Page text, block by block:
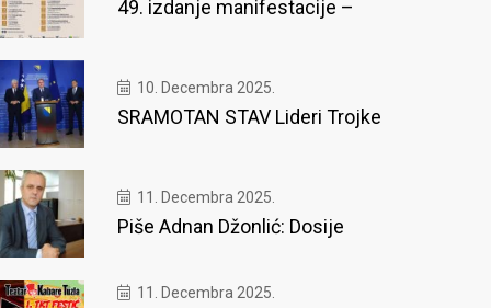
49. izdanje manifestacije –
10. Decembra 2025.
SRAMOTAN STAV Lideri Trojke
11. Decembra 2025.
Piše Adnan Džonlić: Dosije
11. Decembra 2025.